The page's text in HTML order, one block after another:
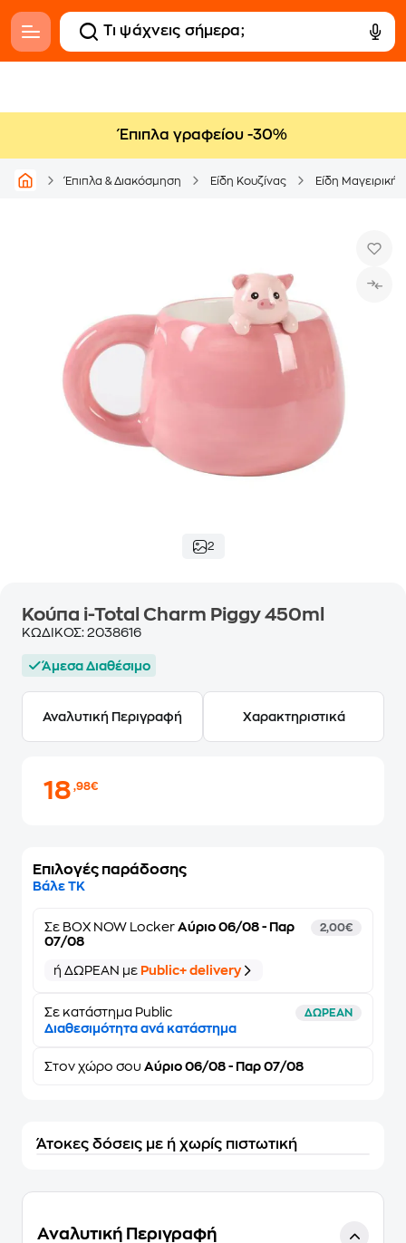
Έπιπλα γραφείου -30%
Έπιπλα & Διακόσμηση Είδη Κουζίνας Είδη
2
Κούπα i-Total Charm Piggy 450ml
ΚΩΔΙΚΟΣ: 2038616
Άμεσα Διαθέσιμο
Αναλυτική Περιγραφή Χαρακτηριστικά
18,98€
Επιλογές παράδοσης
Βάλε ΤΚ
Σε BOX NOW Locker Αύριο 06/08 - Παρ
07/08
2,00€
ή ΔΩΡΕΑΝ με Public+ delivery
Σε κατάστημα Public ΔΩΡΕΑΝ
Διαθεσιμότητα ανά κατάστημα
Στον χώρο σου Αύριο 06/08 - Παρ 07/08
Άτοκες δόσεις με ή χωρίς πιστωτική
Αναλυτική Περιγραφή